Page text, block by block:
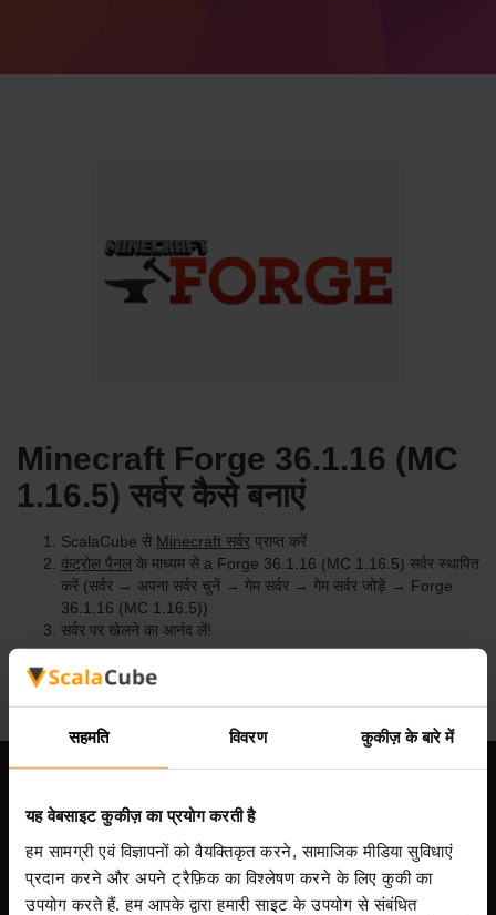
सहमति विवरण कुकीज़ के बारे में
यह वेबसाइट कुकीज़ का प्रयोग करती है
हम सामग्री एवं विज्ञापनों को वैयक्तिकृत करने, सामाजिक मीडिया सुविधाएं
प्रदान करने और अपने ट्रैफ़िक का विश्लेषण करने के लिए कुकी का
उपयोग करते हैं. हम आपके द्वारा हमारी साइट के उपयोग से संबंधित
Minecraft Forge 36.1.16 (MC
1.16.5) सर्वर कैसे बनाएं
ScalaCube से Minecraft सर्वर प्राप्त करें
कंट्रोल पैनल के माध्यम से a Forge 36.1.16 (MC 1.16.5) सर्वर स्थापित
करें (सर्वर → अपना सर्वर चुनें → गेम सर्वर → गेम सर्वर जोड़ें → Forge
36.1.16 (MC 1.16.5))
सर्वर पर खेलने का आनंद लें!
Scalable Hosting Solutions OÜ